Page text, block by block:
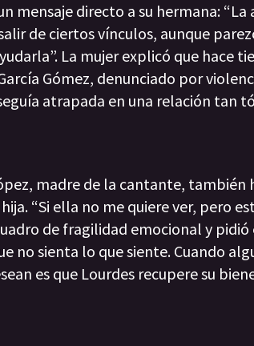
mensaje directo a su hermana:
de ciertos vínculos, aunque
La mujer explicó que hace
Gómez, denunciado por
atrapada en una relación tan
madre de la cantante,
“Si ella no me quiere ver, pero
de fragilidad emocional y
no sienta lo que siente. Cuando
es que Lourdes recupere su